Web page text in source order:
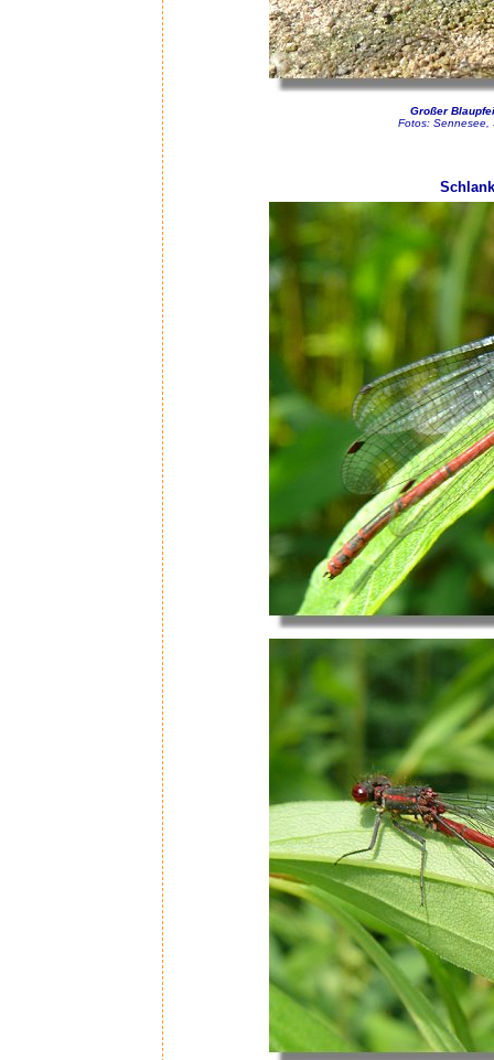
Großer
Fotos: